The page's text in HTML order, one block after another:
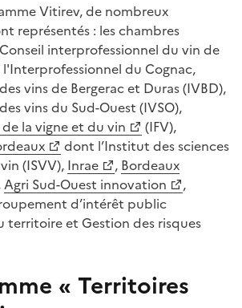
Vitirev, de nombreux
représentés : les chambres
interprofessionnel du vin de
l'Interprofessionnel du Cognac,
vins de Bergerac et Duras (IVBD),
vins du Sud-Ouest (IVSO),
la vigne et du vin
(IFV),
dont l’Institut des sciences
(ISVV), Inrae , Bordeaux
Agri Sud-Ouest innovation
,
d’intérêt public
territoire et Gestion des risques
« Territoires